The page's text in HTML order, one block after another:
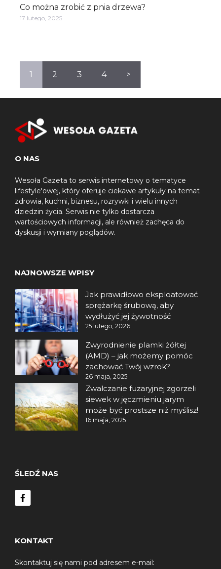
Co można zrobić z pnia drzewa?
17 lutego, 2025
1 2 3 4 >
O NAS
Wesoła Gazeta to serwis internetowy o tematyce
lifestyle'owej, który oferuje ciekawe artykuły na temat
zdrowia, kuchni, biznesu, rozrywki i wielu innych
dziedzin życia. Serwis nie tylko dostarcza
wartościowych informacji, ale również zachęca do
dyskusji i wymiany poglądów.
NAJNOWSZE WPISY
Jak prawidłowo eksploatować
sprężarkę śrubową, aby
wydłużyć jej żywotność
25 lutego, 2026
Zwyrodnienie plamki żółtej
(AMD) – jak możemy pomóc
zachować Twój wzrok?
26 maja, 2025
Zwalczanie fuzaryjnej zgorzeli
siewek w jęczmieniu jarym
może być prostsze niż myślisz!
16 maja, 2025
ŚLEDŹ NAS
KONTAKT
Skontaktuj się nami pod adresem e-mail: